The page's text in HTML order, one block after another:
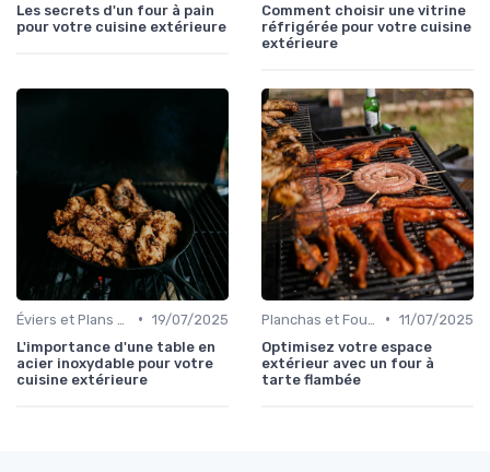
Les secrets d'un four à pain
pour votre cuisine extérieure
Comment choisir une vitrine
réfrigérée pour votre cuisine
extérieure
• 19/07/2025
L'importance d'une table en
acier inoxydable pour votre
cuisine extérieure
• 11/07/2025
Optimisez votre espace
extérieur avec un four à
tarte flambée